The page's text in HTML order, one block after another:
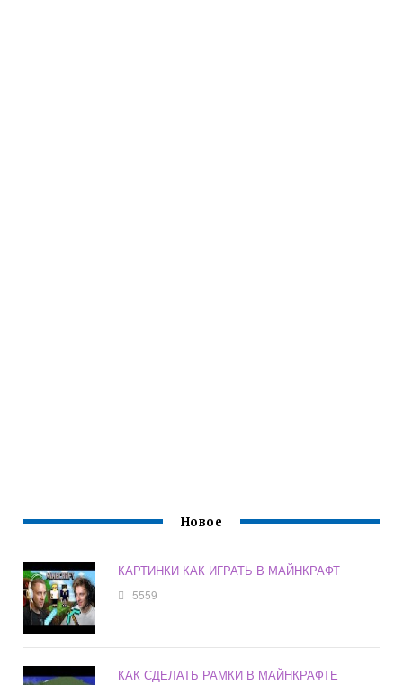
Новое
КАРТИНКИ КАК ИГРАТЬ В МАЙНКРАФТ
5559
КАК СДЕЛАТЬ РАМКИ В МАЙНКРАФТЕ